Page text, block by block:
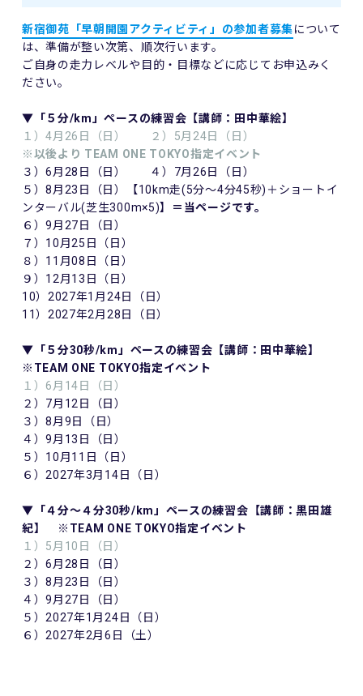
新宿御苑「早朝開園アクティビティ」の参加者募集について
は、準備が整い次第、順次行います。
ご自身の走力レベルや目的・目標などに応じてお申込みく
ださい。
▼「５分/km」ペースの練習会【講師：田中華絵】
１）4月26日（日） ２）5月24日（日）
※以後より TEAM ONE TOKYO指定イベント
３）6月28日（日） ４）7月26日（日）
５）8月23日（日）【10km走(5分〜4分45秒)＋ショートイ
ンターバル(芝生300m×5)】
＝当ページです。
６）9月27日（日）
７）10月25日（日）
８）11月08日（日）
９）12月13日（日）
10）2027年1月24日（日）
11）2027年2月28日（日）
▼「５分30秒/km」ペースの練習会【講師：田中華絵】
※TEAM ONE TOKYO指定イベント
１）6月14日（日）
２）7月12日（日）
３）8月9日（日）
４）9月13日（日）
５）10月11日（日）
６）2027年3月14日（日）
▼「４分～４分30秒/km」ペースの練習会【講師：黒田雄
紀】 ※TEAM ONE TOKYO指定イベント
１）5月10日（日）
２）6月28日（日）
３）8月23日（日）
４）9月27日（日）
５）2027年1月24日（日）
６）2027年2月6日（土）